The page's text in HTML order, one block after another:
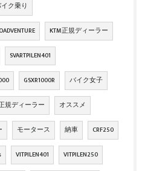
ク乗り
KTM正規ディーラー
SVARTPILEN401
GSXR1000R バイク女子
規ディーラー オススメ
モータース 納車 CRF250
VITPILEN401 VITPILEN250